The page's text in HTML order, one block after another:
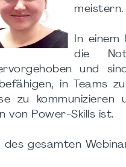
meistern.
In
die
und
in Teams
zu
von Power-Skills ist.
des gesamten